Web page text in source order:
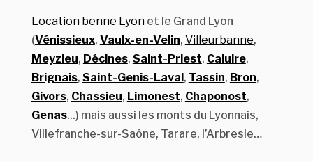
Location benne Lyonet le Grand Lyon
(Vénissieux, Vaulx-en-Velin, Villeurbanne,
Meyzieu, Décines, Saint-Priest, Caluire,
Brignais, Saint-Genis-Laval, Tassin, Bron,
Givors, Chassieu, Limonest, Chaponost,
Genas...) mais aussi les monts du Lyonnais,
Villefranche-sur-Saône, Tarare, l’Arbresle…